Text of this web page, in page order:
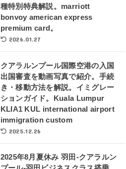
種特別特典解説。marriott
bonvoy american express
premium card。
2026.01.27
クアラルンプール国際空港の入国
出国審査を動画写真で紹介。手続
き・移動方法を解説。イミグレー
ションガイド。Kuala Lumpur
KLIA1 KUL international airport
immigration custom
2025.12.26
2025年8月夏休み 羽田-クアラルン